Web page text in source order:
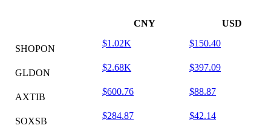
CNY USD
SHOPON
$1.02K $150.40
GLDON
$2.68K $397.09
AXTIB
$600.76 $88.87
SOXSB
$284.87 $42.14